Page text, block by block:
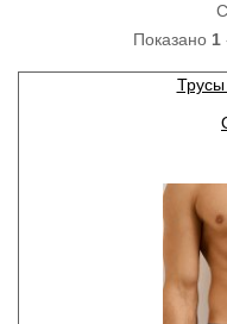
Показано 1